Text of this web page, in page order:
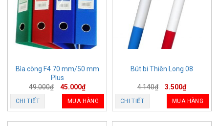
Bìa còng F4 70 mm/50 mm
Plus
49.000₫ 45.000₫
CHI TIẾT MUA HÀNG
Bút bi Thiên Long 08
4.140₫ 3.500₫
CHI TIẾT MUA HÀNG